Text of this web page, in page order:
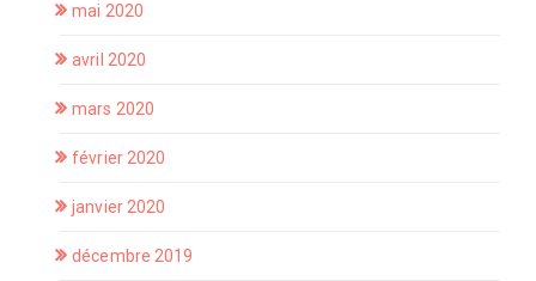
mai 2020
avril 2020
mars 2020
février 2020
janvier 2020
décembre 2019